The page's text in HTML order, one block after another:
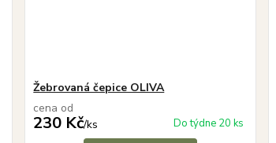
Žebrovaná čepice OLIVA
cena od
230 Kč/ks Do týdne 20 ks